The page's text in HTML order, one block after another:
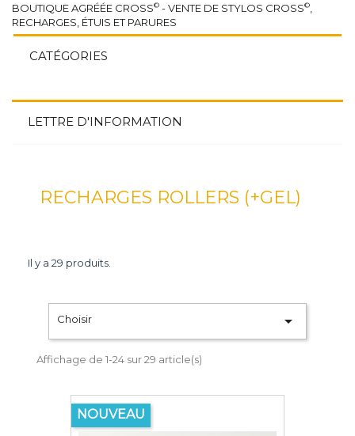
BOUTIQUE AGRÉÉE CROSS© - VENTE DE STYLOS CROSS©
RECHARGES, ÉTUIS ET PARURES
CATÉGORIES
LETTRE D'INFORMATION
RECHARGES ROLLERS (+GEL)
Il y a 29 produits.
Choisir 
Affichage de 1-24 sur 29 article(s)
NOUVEAU